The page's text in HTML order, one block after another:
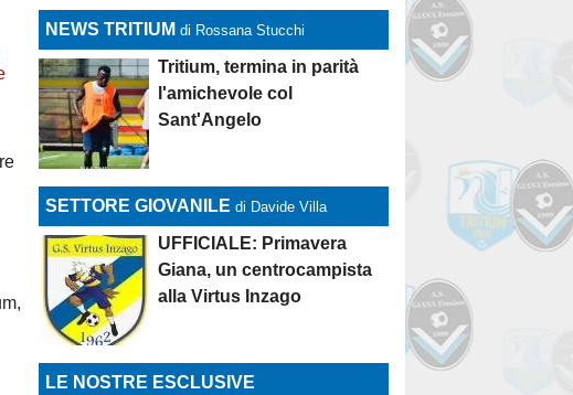
NEWS TRITIUM di Rossana Stucchi
Tritium, termina in parità
l'amichevole col
Sant'Angelo
SETTORE GIOVANILE di Davide Villa
UFFICIALE: Primavera
Giana, un centrocampista
alla Virtus Inzago
LE NOSTRE ESCLUSIVE